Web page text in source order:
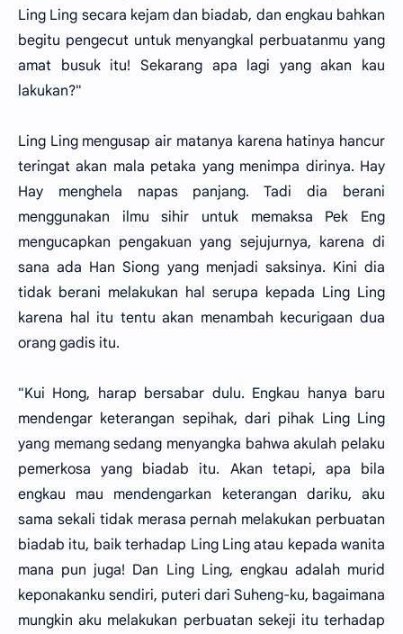
Ling Ling secara kejam dan biadab, dan engkau bahkan
begitu pengecut untuk menyangkal perbuatanmu yang
amat busuk itu! Sekarang apa lagi yang akan kau
lakukan?"
Ling Ling mengusap air matanya karena hatinya hancur
teringat akan mala petaka yang menimpa dirinya. Hay
Hay menghela napas panjang. Tadi dia berani
menggunakan ilmu sihir untuk memaksa Pek Eng
mengucapkan pengakuan yang sejujurnya, karena di
sana ada Han Siong yang menjadi saksinya. Kini dia
tidak berani melakukan hal serupa kepada Ling Ling
karena hal itu tentu akan menambah kecurigaan dua
orang gadis itu.
"Kui Hong, harap bersabar dulu. Engkau hanya baru
mendengar keterangan sepihak, dari pihak Ling Ling
yang memang sedang menyangka bahwa akulah pelaku
pemerkosa yang biadab itu. Akan tetapi, apa bila
engkau mau mendengarkan keterangan dariku, aku
sama sekali tidak merasa pernah melakukan perbuatan
biadab itu, baik terhadap Ling Ling atau kepada wanita
mana pun juga! Dan Ling Ling, engkau adalah murid
keponakanku sendiri, puteri dari Suheng-ku, bagaimana
mungkin aku melakukan perbuatan sekeji itu terhadap